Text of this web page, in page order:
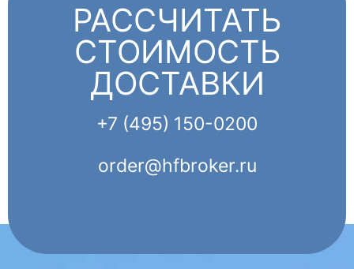
РАССЧИТАТЬ
СТОИМОСТЬ
ДОСТАВКИ
+7 (495) 150-0200
order@hfbroker.ru